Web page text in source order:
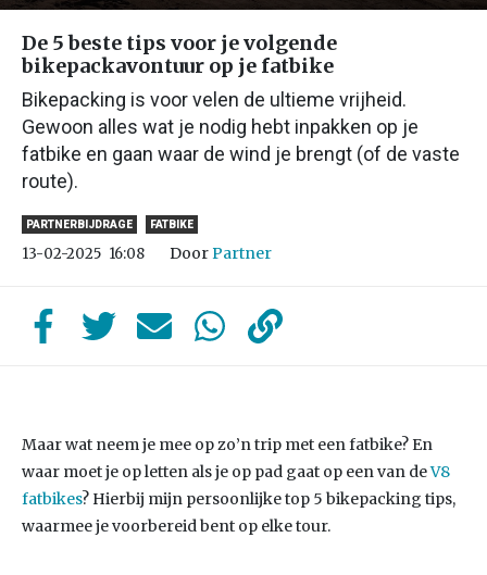
De 5 beste tips voor je volgende
bikepackavontuur op je fatbike
Bikepacking is voor velen de ultieme vrijheid.
Gewoon alles wat je nodig hebt inpakken op je
fatbike en gaan waar de wind je brengt (of de vaste
route).
PARTNERBIJDRAGE FATBIKE
13-02-2025 16:08 DoorPartner
Maar wat neem je mee op zo’n trip met een fatbike? En
waar moet je op letten als je op pad gaat op een van deV8
fatbikes? Hierbij mijn persoonlijke top 5 bikepacking tips,
waarmee je voorbereid bent op elke tour.